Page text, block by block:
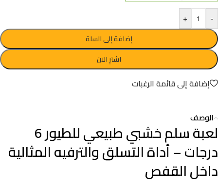
-
+
إضافة إلى السلة
اشترِ الآن
إضافة إلى قائمة الرغبات
الوصف
لعبة سلم خشبي طبيعي للطيور 6
درجات – أداة التسلق والترفيه المثالية
داخل القفص